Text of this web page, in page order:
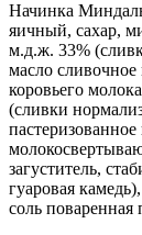
Начинка
яичный, сахар,
м.д.ж. 33%
масло
коровьего
(сливки
пастеризованное
загуститель,
гуаровая
соль поваренная